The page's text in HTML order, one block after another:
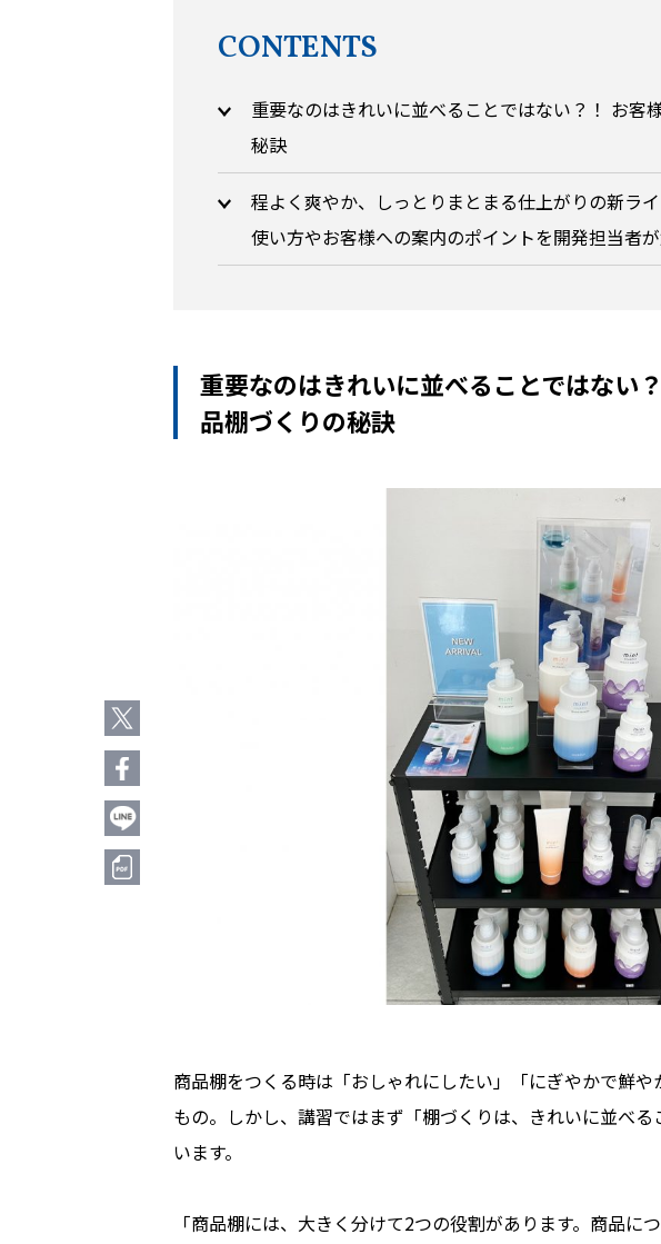
CONTENTS
重要なのはきれいに並べることではない？！ お客
秘訣
程よく爽やか、しっとりまとまる仕上がりの新ラ
使い方やお客様への案内のポイントを開発担当者が
重要なのはきれいに並べることではない
品棚づくりの秘訣
商品棚をつくる時は「おしゃれにしたい」「にぎやかで鮮
もの。しかし、講習ではまず「棚づくりは、きれいに並べ
います。
「商品棚には、大きく分けて2つの役割があります。商品に